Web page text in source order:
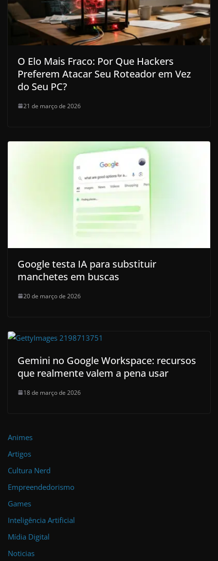
O Elo Mais Fraco: Por Que Hackers
Preferem Atacar Seu Roteador em Vez
do Seu PC?
21 de março de 2026
Google testa IA para substituir
manchetes em buscas
20 de março de 2026
Gemini no Google Workspace: recursos
que realmente valem a pena usar
18 de março de 2026
Animes
Artigos
Cultura Nerd
Empreendedorismo
Games
Inteligência Artificial
Mídia Digital
Noticias